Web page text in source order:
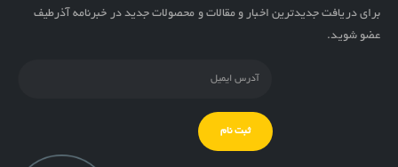
برای دریافت جدیدترین اخبار و مقالات و محصولات جدید در خبرنامه آذرطیف
عضو شوید.